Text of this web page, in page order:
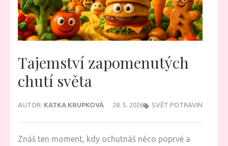
Tajemství zapomenutých
chutí světa
AUTOR: KATKA KRUPKOVÁ 28. 5. 2026 SVĚT POTRAVIN
Znáš ten moment, kdy ochutnáš něco poprvé a